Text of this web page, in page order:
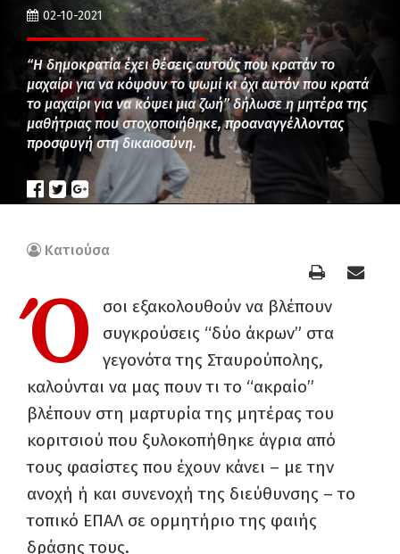
02-10-2021
“Η δημοκρατία έχει θέσεις αυτούς που κρατάν το
μαχαίρι για να κόψουν το ψωμί κι όχι αυτόν που κρατά
το μαχαίρι για να κόψει μια ζωή” δήλωσε η μητέρα της
μαθήτριας που στοχοποιήθηκε, προαναγγέλλοντας
προσφυγή στη δικαιοσύνη.
Κατιούσα
Ό
σοι εξακολουθούν να βλέπουν
συγκρούσεις “δύο άκρων” στα
γεγονότα της Σταυρούπολης,
καλούνται να μας πουν τι το “ακραίο”
βλέπουν στη μαρτυρία της μητέρας του
κοριτσιού που ξυλοκοπήθηκε άγρια από
τους φασίστες που έχουν κάνει – με την
ανοχή ή και συνενοχή της διεύθυνσης – το
τοπικό ΕΠΑΛ σε ορμητήριο της φαιής
δράσης τους.